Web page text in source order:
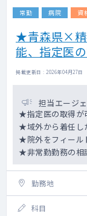
常勤 病院 資
★青森県×精
能、指定医
掲載更新日 : 2026年04月27
担当エージ
★指定医の取得が
★域外から着任し
★院外をフィール
★非常勤勤務の相
勤務地
科目